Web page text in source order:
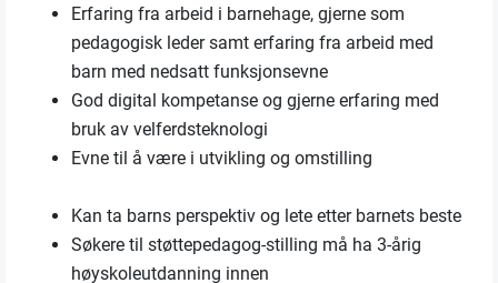
Erfaring fra arbeid i barnehage, gjerne som
pedagogisk leder samt erfaring fra arbeid med
barn med nedsatt funksjonsevne
God digital kompetanse og gjerne erfaring med
bruk av velferdsteknologi
Evne til å være i utvikling og omstilling
Kan ta barns perspektiv og lete etter barnets beste
Søkere til støttepedagog-stilling må ha 3-årig
høyskoleutdanning innen